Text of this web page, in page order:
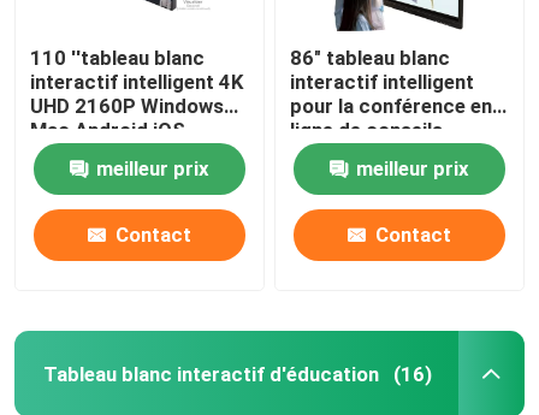
110 ''tableau blanc
interactif intelligent 4K
UHD 2160P Windows
Mac Android iOS
enseignement en
classe conférences en
ligne
meilleur prix
Contact
86" tableau blanc
interactif intelligent
pour la conférence en
ligne de conseils
d'enseignement de
salle de classe d'école
avec Windows Mac
meilleur prix
Contact
Tableau blanc interactif d'éducation (16)